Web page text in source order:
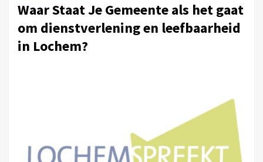
Waar Staat Je Gemeente als het gaat
om dienstverlening en leefbaarheid
in Lochem?